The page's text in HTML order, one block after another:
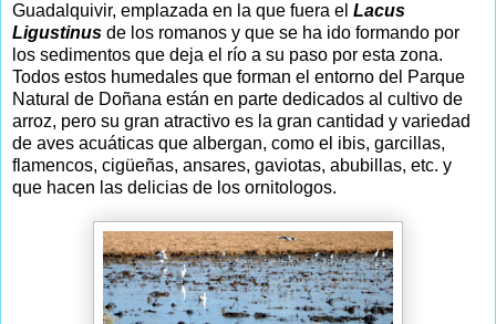
Guadalquivir, emplazada en la que fuera el Lacus
Ligustinus de los romanos y que se ha ido formando por
los sedimentos que deja el río a su paso por esta zona.
Todos estos humedales que forman el entorno del Parque
Natural de Doñana están en parte dedicados al cultivo de
arroz, pero su gran atractivo es la gran cantidad y variedad
de aves acuáticas que albergan, como el ibis, garcillas,
flamencos, cigüeñas, ansares, gaviotas, abubillas, etc. y
que hacen las delicias de los ornitologos.